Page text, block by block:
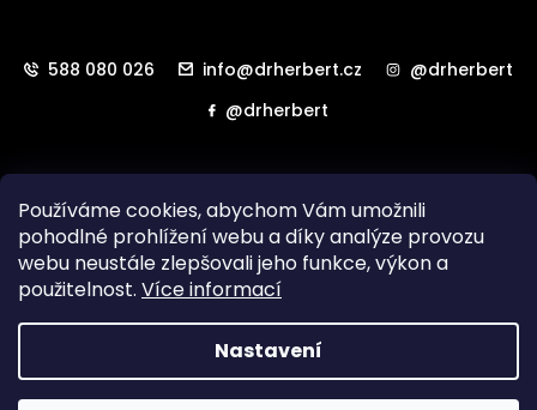
Používáme cookies, abychom Vám umožnili
pohodlné prohlížení webu a díky analýze provozu
webu neustále zlepšovali jeho funkce, výkon a
použitelnost. Více informací
Nastavení
588 080 026 info@drherbert.cz
@drherbert
@drherbert
Všechna práva vyhrazena. Copyright
s.r.o.2024. VytvořilShoptet